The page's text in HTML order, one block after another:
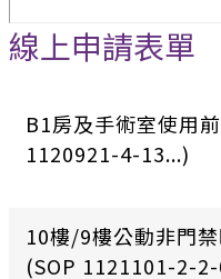
線上申請表單
B1房及手術室使用
1120921-4-13...)
10樓/9樓公動非門
(SOP 1121101-2-